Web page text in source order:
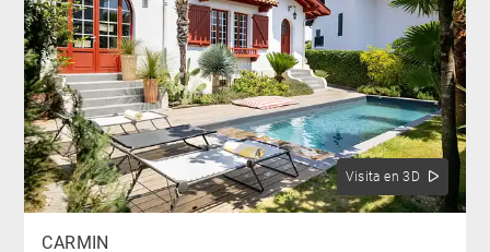
Visita en 3D
CARMIN